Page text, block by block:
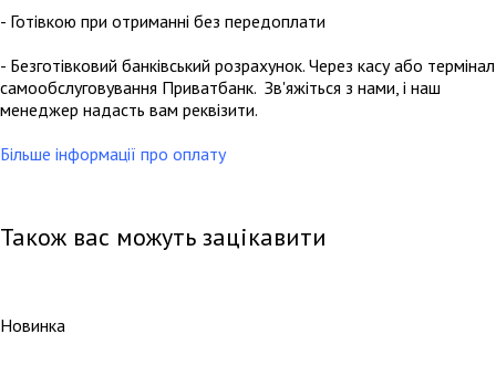
- Готівкою при отриманні без передоплати
- Безготівковий банківський розрахунок. Через касу або термінал
самообслуговування Приватбанк. Зв'яжіться з нами, і наш
менеджер надасть вам реквізити.
Більше інформації про оплату
Також вас можуть зацікавити
Новинка